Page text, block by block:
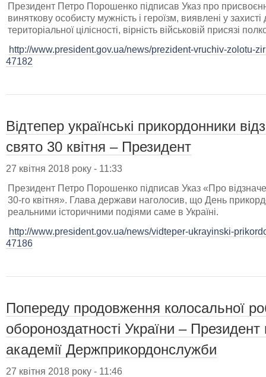
Президент Петро Порошенко підписав Указ про
виняткову особисту мужність і героїзм, виявлені у
територіальної цілісності, вірність військовій присязі
http://www.president.gov.ua/news/prezident-vruchiv-zolotu-
47182
Відтепер українські прикордонники
свято 30 квітня – Президент
27 квітня 2018 року - 11:33
Президент Петро Порошенко підписав Указ «Про
30-го квітня». Глава держави наголосив, що День
реальними історичними подіями саме в Україні.
http://www.president.gov.ua/news/vidteper-ukrayinski-
47186
Попереду продовження колосальної
обороноздатності України – Президент
академії Держприкордонслужби
27 квітня 2018 року - 11:46